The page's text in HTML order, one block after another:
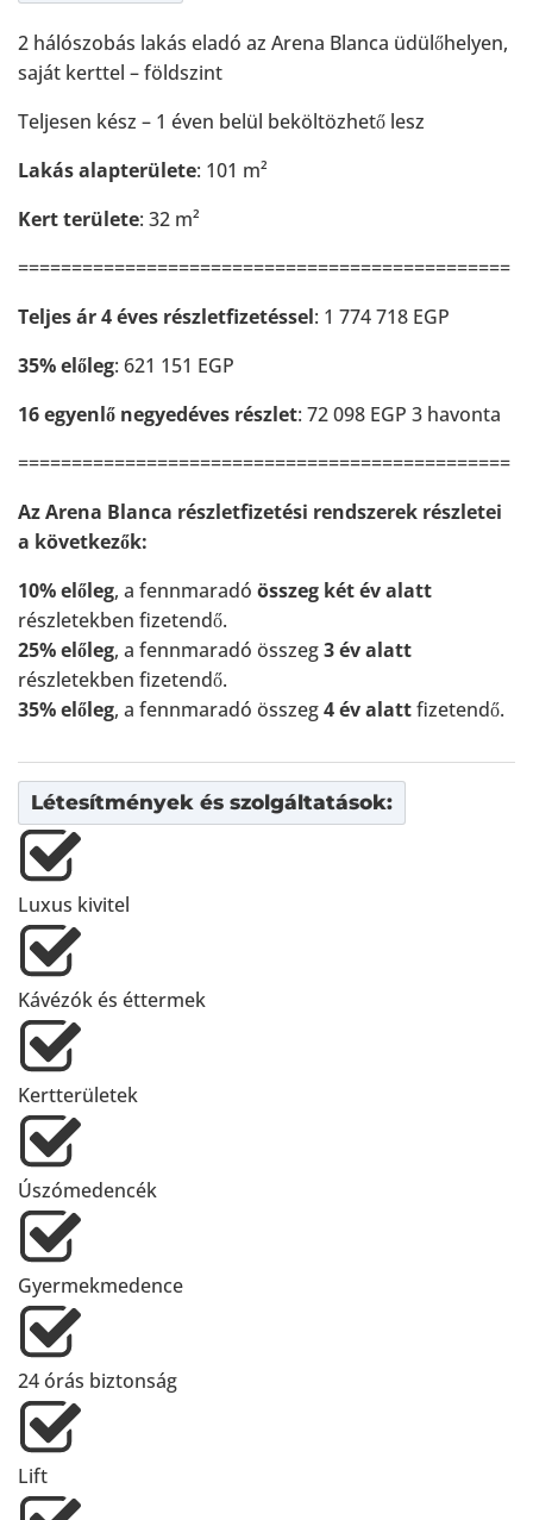
2 hálószobás lakás eladó az Arena Blanca üdülőhelyen,
saját kerttel – földszint
Teljesen kész – 1 éven belül beköltözhető lesz
Lakás alapterülete: 101 m²
Kert területe: 32 m²
==============================================
Teljes ár 4 éves részletfizetéssel: 1 774 718 EGP
35% előleg: 621 151 EGP
16 egyenlő negyedéves részlet: 72 098 EGP 3 havonta
==============================================
Az Arena Blanca részletfizetési rendszerek részletei
a következők:
10% előleg, a fennmaradó összeg két év alatt
részletekben fizetendő.
25% előleg, a fennmaradó összeg3 év alatt
részletekben fizetendő.
35% előleg, a fennmaradó összeg4 év alattfizetendő.
Létesítmények és szolgáltatások:
Luxus kivitel
Kávézók és éttermek
Kertterületek
Úszómedencék
Gyermekmedence
24 órás biztonság
Lift